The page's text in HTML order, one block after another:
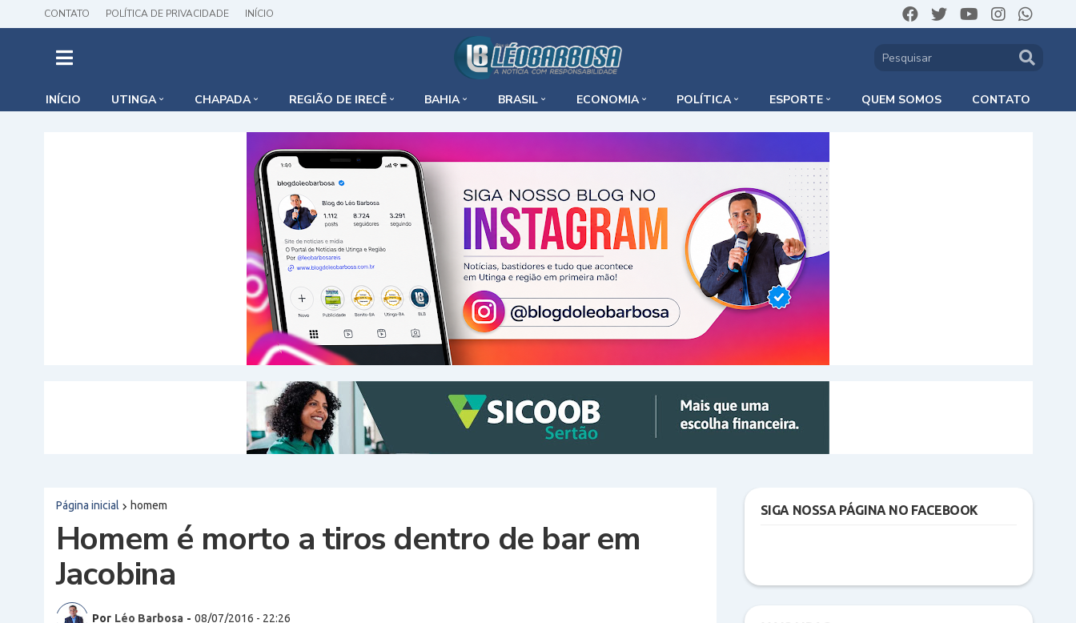
CONTATO POLÍTICA DE PRIVACIDADE INÍCIO
INÍCIO UTINGA CHAPADA REGIÃO DE IRECÊ BAHIA BRASIL ECONOMIA POLÍTICA ESPORTE QUEM SOMOS CONTATO
Página inicial homem
Homem é morto a tiros dentro de bar em
Jacobina
Por Léo Barbosa - 08/07/2016 - 22:26
SIGA NOSSA PÁGINA NO FACEBOOK